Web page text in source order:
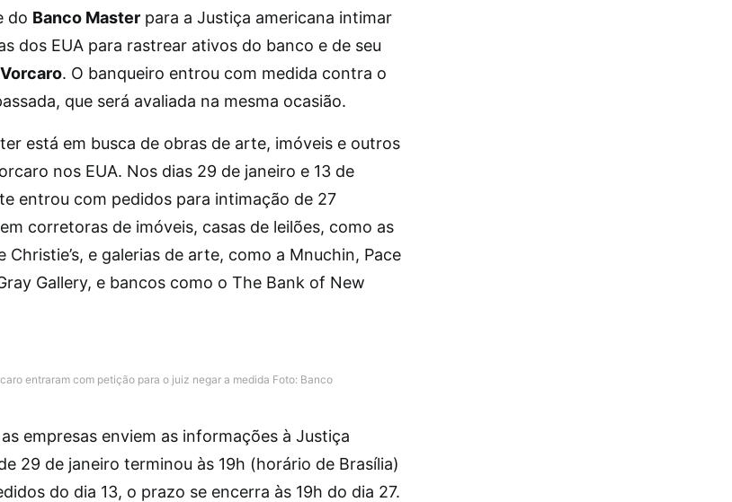
do Banco Master para a Justiça americana intimar
dos EUA para rastrear ativos do banco e de seu
. O banqueiro entrou com medida contra o
que será avaliada na mesma ocasião.
está em busca de obras de arte, imóveis e outros
nos EUA. Nos dias 29 de janeiro e 13 de
entrou com pedidos para intimação de 27
corretoras de imóveis, casas de leilões, como as
Christie’s, e galerias de arte, como a Mnuchin, Pace
Gallery, e bancos como o The Bank of New
entraram com petição para o juiz negar a medida Foto: Banco
empresas enviem as informações à Justiça
29 de janeiro terminou às 19h (horário de Brasília)
do dia 13, o prazo se encerra às 19h do dia 27.